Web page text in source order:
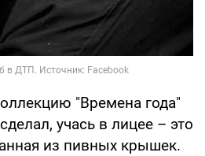
"Времена года"
учась в лицее – это
из пивных крышек.